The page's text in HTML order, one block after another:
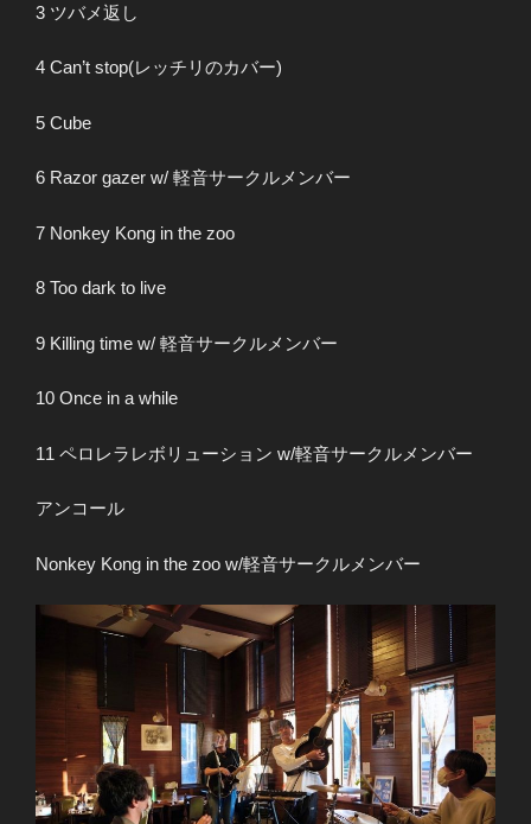
3 ツバメ返し
4 Can’t stop(レッチリのカバー)
5 Cube
6 Razor gazer w/ 軽音サークルメンバー
7 Nonkey Kong in the zoo
8 Too dark to live
9 Killing time w/ 軽音サークルメンバー
10 Once in a while
11 ペロレラレボリューション w/軽音サークルメンバー
アンコール
Nonkey Kong in the zoo w/軽音サークルメンバー